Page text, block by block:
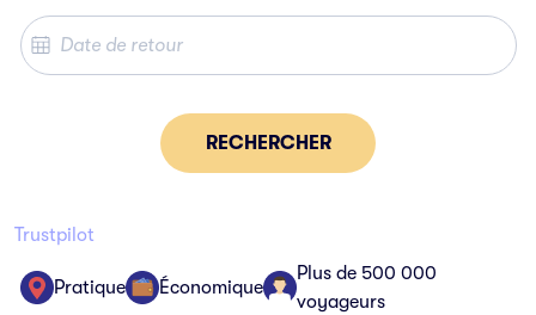
RECHERCHER
Trustpilot
Pratique Économique
Plus de 500 000
voyageurs